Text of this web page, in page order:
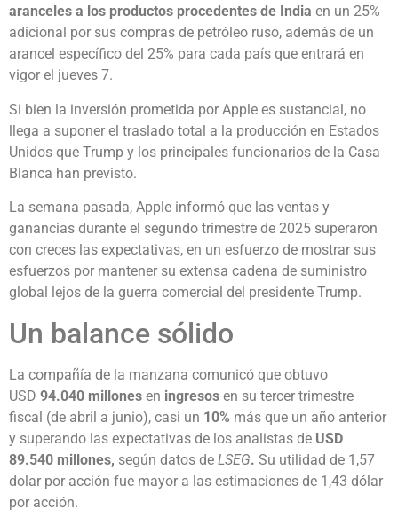
aranceles a los productos procedentes de India en un 25%
adicional por sus compras de petróleo ruso, además de un
arancel específico del 25% para cada país que entrará en
vigor el jueves 7.
Si bien la inversión prometida por Apple es sustancial, no
llega a suponer el traslado total a la producción en Estados
Unidos que Trump y los principales funcionarios de la Casa
Blanca han previsto.
La semana pasada, Apple informó que las ventas y
ganancias durante el segundo trimestre de 2025 superaron
con creces las expectativas, en un esfuerzo de mostrar sus
esfuerzos por mantener su extensa cadena de suministro
global lejos de la guerra comercial del presidente Trump.
Un balance sólido
La compañía de la manzana comunicó que obtuvo
USD 94.040 millones en ingresos en su tercer trimestre
fiscal (de abril a junio), casi un 10% más que un año anterior
y superando las expectativas de los analistas de USD
89.540 millones, según datos de LSEG. Su utilidad de 1,57
dolar por acción fue mayor a las estimaciones de 1,43 dólar
por acción.